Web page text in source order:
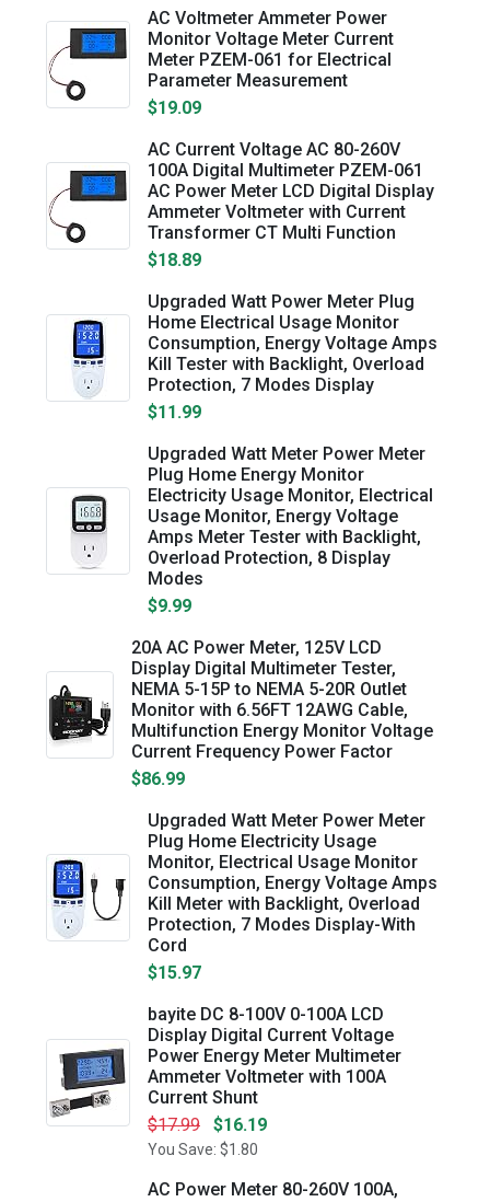
AC Voltmeter Ammeter Power
Monitor Voltage Meter Current
Meter PZEM-061 for Electrical
Parameter Measurement
$19.09
AC Current Voltage AC 80-260V
100A Digital Multimeter PZEM-061
AC Power Meter LCD Digital Display
Ammeter Voltmeter with Current
Transformer CT Multi Function
$18.89
Upgraded Watt Power Meter Plug
Home Electrical Usage Monitor
Consumption, Energy Voltage Amps
Kill Tester with Backlight, Overload
Protection, 7 Modes Display
$11.99
Upgraded Watt Meter Power Meter
Plug Home Energy Monitor
Electricity Usage Monitor, Electrical
Usage Monitor, Energy Voltage
Amps Meter Tester with Backlight,
Overload Protection, 8 Display
Modes
$9.99
20A AC Power Meter, 125V LCD
Display Digital Multimeter Tester,
NEMA 5-15P to NEMA 5-20R Outlet
Monitor with 6.56FT 12AWG Cable,
Multifunction Energy Monitor Voltage
Current Frequency Power Factor
$86.99
Upgraded Watt Meter Power Meter
Plug Home Electricity Usage
Monitor, Electrical Usage Monitor
Consumption, Energy Voltage Amps
Kill Meter with Backlight, Overload
Protection, 7 Modes Display-With
Cord
$15.97
bayite DC 8-100V 0-100A LCD
Display Digital Current Voltage
Power Energy Meter Multimeter
Ammeter Voltmeter with 100A
Current Shunt
$17.99
$16.19
You Save: $1.80
AC Power Meter 80-260V 100A,